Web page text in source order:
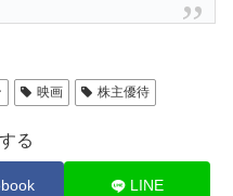
映画 株主優待
る
LINE